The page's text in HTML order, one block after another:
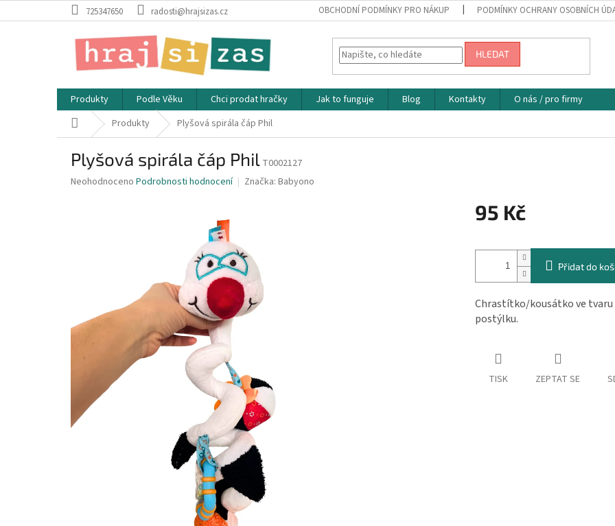
na
725347650 radosti@hrajsizas.cz OBCHODNÍ PODMÍNKY PRO NÁKUP PODMÍNKY OCHRANY OSOBNÍCH
HLEDAT
Produkty Podle Věku Chci prodat hračky Jak to funguje Blog Kontakty
O nás / pro firmy
Domů Produkty Plyšová spirála čáp Phil
Plyšová spirála čáp Phil T0002127
Průměrné
Neohodnoceno Podrobnosti hodnocení Značka: Babyono
95 Kč
cena:
Přidat do
Chrastítko/kousátko ve
postýlku.
TISK ZEPTAT SE